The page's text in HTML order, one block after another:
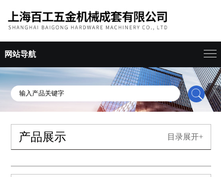
网站导航
产品展示 目录展开+